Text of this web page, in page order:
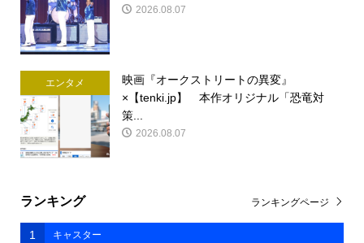
2026.08.07
エンタメ
映画『オークストリートの異変』
×【tenki.jp】 本作オリジナル「恐竜対
策...
2026.08.07
ランキング
1 キャスター
ランキングページ